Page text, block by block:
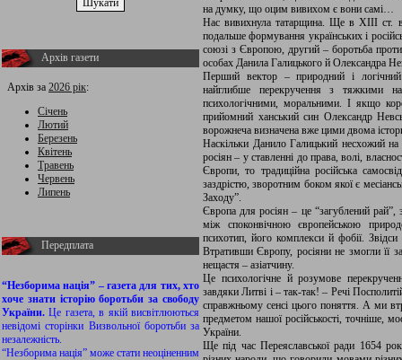
Архів газети
Архів за 2026 рік:
Січень
Лютий
Березень
Квітень
Травень
Червень
Липень
Передплата
“Незборима нація” – газета для тих, хто
хоче знати історію боротьби за свободу
України.Це газета, в якій висвітлюються
невідомі сторінки Визвольної боротьби за
незалежність.
“Незборима нація” може стати неоціненним
на думку, що оцим вивихом є вони самі…
Нас вивихнула татарщина. Ще в ХІІІ ст.
подальше формування українських і
союзі з Європою, другий – боротьба
особах Данила Галицького й Олександра
Перший вектор – природний і
найглибше перекручення з тяжкими
психологічними, моральними. І якщо
прийомний ханський син Олександр
ворожнеча визначена вже цими двома
Наскільки Данило Галицький несхожий на
росіян – у ставленні до права, волі,
Європи, то традиційна російська
заздрістю, зворотним боком якої є
Заходу”.
Європа для росіян – це “загублений
між споконвічною європейською
психотип, його комплекси й фобії.
Втративши Європу, росіяни не змогли її
нещастя – азіатчину.
Це психологічне й розумове
завдяки Литві і – так-так! – Речі
справжньому сенсі цього поняття. А ми
предметом нашої російськості, точніше,
України.
Ще під час Переяславської ради 1654